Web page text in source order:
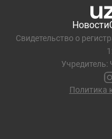
Новости
Свидетельство о
Учредитель:
Политика